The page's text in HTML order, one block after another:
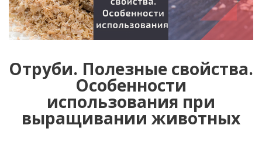
Отруби. Полезные свойства.
Особенности
использования при
выращивании животных